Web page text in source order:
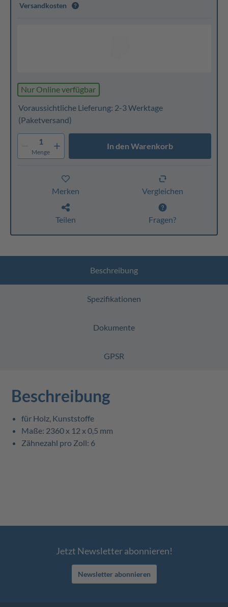
Versandkosten
Nur Online verfügbar
Voraussichtliche Lieferung: 2-3 Werktage
(Paketversand)
1
Menge
In den Warenkorb
Merken Vergleichen
Teilen Fragen?
Beschreibung
Spezifikationen
Dokumente
GPSR
Beschreibung
für Holz, Kunststoffe
Maße: 2360 x 12 x 0,5 mm
Zähnezahl pro Zoll: 6
Jetzt Newsletter abonnieren!
Newsletter abonnieren